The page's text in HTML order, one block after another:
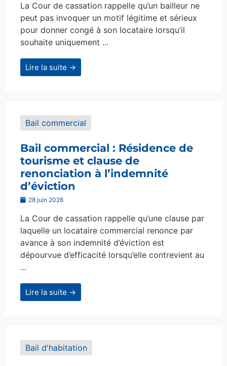
La Cour de cassation rappelle qu’un bailleur ne
peut pas invoquer un motif légitime et sérieux
pour donner congé à son locataire lorsqu’il
souhaite uniquement ...
Lire la suite →
Bail commercial
Bail commercial : Résidence de
tourisme et clause de
renonciation à l’indemnité
d’éviction
28 juin 2026
La Cour de cassation rappelle qu’une clause par
laquelle un locataire commercial renonce par
avance à son indemnité d’éviction est
dépourvue d’efficacité lorsqu’elle contrevient au
...
Lire la suite →
Bail d'habitation